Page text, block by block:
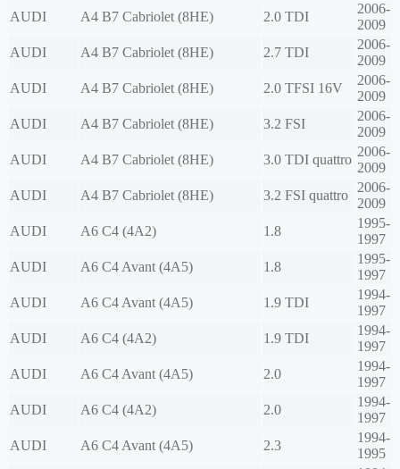
AUDI
A4 B7 Cabriolet (8HE) 2.0 TDI
2006-
2009
AUDI
A4 B7 Cabriolet (8HE) 2.7 TDI
2006-
2009
AUDI
A4 B7 Cabriolet (8HE) 2.0 TFSI 16V
2006-
2009
AUDI
A4 B7 Cabriolet (8HE) 3.2 FSI
2006-
2009
AUDI
A4 B7 Cabriolet (8HE) 3.0 TDI quattro
2006-
2009
AUDI
A4 B7 Cabriolet (8HE) 3.2 FSI quattro
2006-
2009
AUDI
A6 C4 (4A2) 1.8
1995-
1997
AUDI
A6 C4 Avant (4A5) 1.8
1995-
1997
AUDI
A6 C4 Avant (4A5) 1.9 TDI
1994-
1997
AUDI
A6 C4 (4A2) 1.9 TDI
1994-
1997
AUDI
A6 C4 Avant (4A5) 2.0
1994-
1997
AUDI
A6 C4 (4A2) 2.0
1994-
1997
AUDI
A6 C4 Avant (4A5) 2.3
1994-
1995